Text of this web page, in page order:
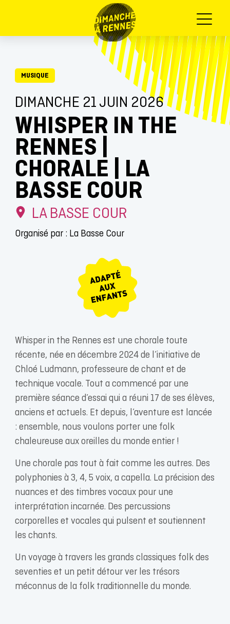
Menu
MUSIQUE
DIMANCHE 21 JUIN 2026
WHISPER IN THE
RENNES |
CHORALE | LA
BASSE COUR
LA BASSE COUR
Organisé par : La Basse Cour
Whisper in the Rennes est une chorale toute
récente, née en décembre 2024 de l’initiative de
Chloé Ludmann, professeure de chant et de
technique vocale. Tout a commencé par une
première séance d’essai qui a réuni 17 de ses élèves,
anciens et actuels. Et depuis, l’aventure est lancée
: ensemble, nous voulons porter une folk
chaleureuse aux oreilles du monde entier !
Une chorale pas tout à fait comme les autres. Des
polyphonies à 3, 4, 5 voix, a capella. La précision des
nuances et des timbres vocaux pour une
interprétation incarnée. Des percussions
corporelles et vocales qui pulsent et soutiennent
les chants.
Un voyage à travers les grands classiques folk des
seventies et un petit détour ver les trésors
méconnus de la folk traditionnelle du monde.